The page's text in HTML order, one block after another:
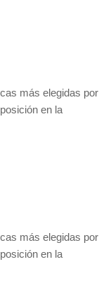
más elegidas por
en la
más elegidas por
en la